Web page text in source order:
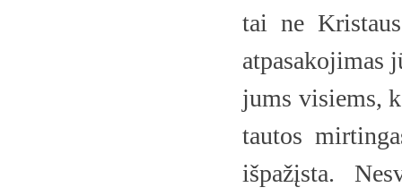
tai ne
atpasakojimas
jums visiems,
tautos
išpažįsta.